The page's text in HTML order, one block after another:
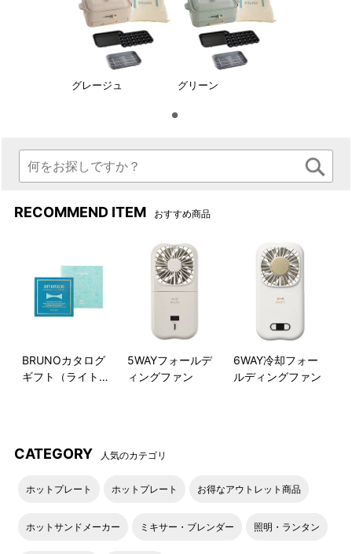
平面プレート、たこ焼きプレ
種のプレート付きです。
A4スペースにすっきり置け
サイズ感。
ので、調理中に万が一引っか
す。
力。小さいボディで、お肉も
グレージュ グリーン
RECOMMEND ITEM おすすめ商品
BRUNOカタログ
ギフト（ライトブ
5WAYフォールデ
ィングファン
6WAY冷却フォー
ルディングファン
CATEGORY 人気のカテゴリ
ホットプレート ホットプレート お得なアウトレット商品
ホットサンドメーカー ミキサー・ブレンダー 照明・ランタン